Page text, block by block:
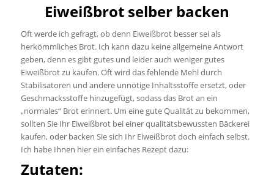
Eiweißbrot selber backen
Oft werde ich gefragt, ob denn Eiweißbrot besser sei als
herkömmliches Brot. Ich kann dazu keine allgemeine Antwort
geben, denn es gibt gutes und leider auch weniger gutes
Eiweißbrot zu kaufen. Oft wird das fehlende Mehl durch
Stabilisatoren und andere unnötige Inhaltsstoffe ersetzt, oder
Geschmacksstoffe hinzugefügt, sodass das Brot an ein
„normales“ Brot erinnert. Um eine gute Qualität zu bekommen,
sollten Sie Ihr Eiweißbrot bei einer qualitätsbewussten Bäckerei
kaufen, oder backen Sie sich Ihr Eiweißbrot doch einfach selbst.
Ich habe Ihnen hier ein einfaches Rezept dazu:
Zutaten: